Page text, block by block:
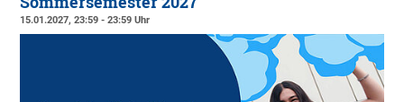
15.01.2027, 23:59 - 23:59 Uhr